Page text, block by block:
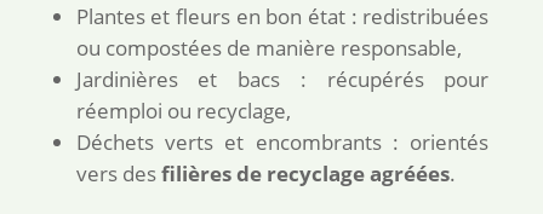
Plantes et fleurs en bon état : redistribuées
ou compostées de manière responsable,
Jardinières et bacs : récupérés pour
réemploi ou recyclage,
Déchets verts et encombrants : orientés
vers desfilières de recyclage agréées.